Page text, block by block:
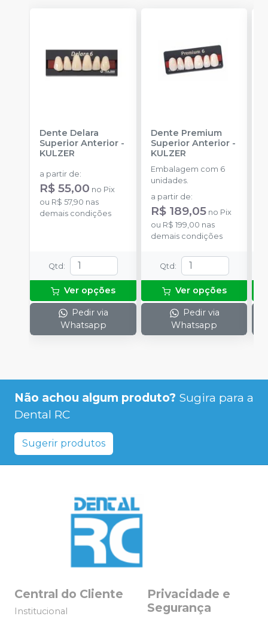
Dente Delara
Superior Anterior -
KULZER
a partir de:
R$ 55,00 no Pix
ou R$ 57,90 nas
demais condições
Qtd :
Ver opções
Pedir via
Whatsapp
Dente Premium
Superior Anterior-
KULZER
Embalagem com 6
unidades.
a partir de:
R$ 189,05 no Pix
ou R$ 199,00 nas
demais condições
Qtd :
Ver opções
Pedir via
Whatsapp
Não achou algum produto? Sugira para a
Dental RC
Sugerir produtos
Central do Cliente
Institucional
Privacidade e
Segurança